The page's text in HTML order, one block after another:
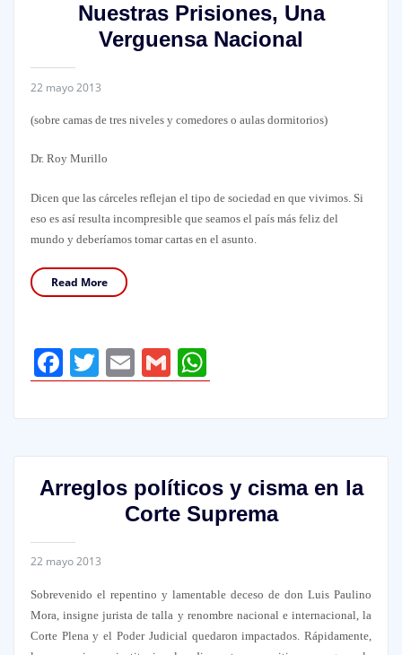
Nuestras Prisiones, Una
Verguensa Nacional
22 mayo 2013
(sobre camas de tres niveles y comedores o aulas dormitorios)
Dr. Roy Murillo
Dicen que las cárceles reflejan el tipo de sociedad en que vivimos. Si
eso es así resulta incompresible que seamos el país más feliz del
mundo y deberíamos tomar cartas en el asunto.
Read More
Facebook
Twitter
Email
GmailWhatsApp
Arreglos políticos y cisma en la
Corte Suprema
22 mayo 2013
Sobrevenido el repentino y lamentable deceso de don Luis Paulino
Mora, insigne jurista de talla y renombre nacional e internacional, la
Corte Plena y el Poder Judicial quedaron impactados. Rápidamente,